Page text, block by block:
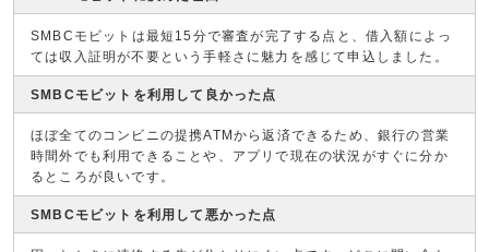
SMBCモビットは最短15分で審査が完了する点と、借入額によっ
ては収入証明が不要という手軽さに魅力を感じて申込しました。
SMBCモビットを利用して良かった点
ほぼ全てのコンビニの提携ATMから返済できるため、銀行の営業
時間外でも利用できることや、アプリで現在の状況がすぐに分か
るところが良いです。
SMBCモビットを利用して悪かった点